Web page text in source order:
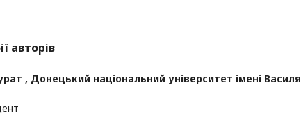
авторів
, Донецький національний університет імені Василя